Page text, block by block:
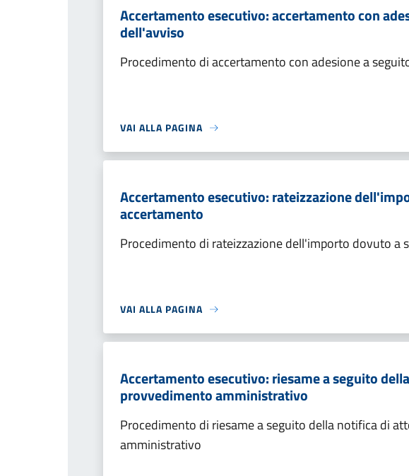
Accertamento esecutivo: accertamento con
dell'avviso
Procedimento di accertamento con adesione a
VAI ALLA PAGINA
Accertamento esecutivo: rateizzazione
accertamento
Procedimento di rateizzazione dell'importo dovuto a
VAI ALLA PAGINA
Accertamento esecutivo: riesame a seguito
provvedimento amministrativo
Procedimento di riesame a seguito della notifica di
amministrativo